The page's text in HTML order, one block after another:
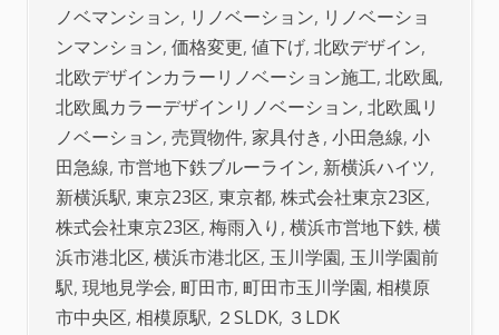
ノベマンション, リノベーション, リノベーショ
ンマンション, 価格変更, 値下げ, 北欧デザイン,
北欧デザインカラーリノベーション施工, 北欧風,
北欧風カラーデザインリノベーション, 北欧風リ
ノベーション, 売買物件, 家具付き, 小田急線, 小
田急線, 市営地下鉄ブルーライン, 新横浜ハイツ,
新横浜駅, 東京23区, 東京都, 株式会社東京23区,
株式会社東京23区, 梅雨入り , 横浜市営地下鉄, 横
浜市港北区, 横浜市港北区, 玉川学園, 玉川学園前
駅, 現地見学会, 町田市, 町田市玉川学園, 相模原
市中央区, 相模原駅, ２SLDK, ３LDK